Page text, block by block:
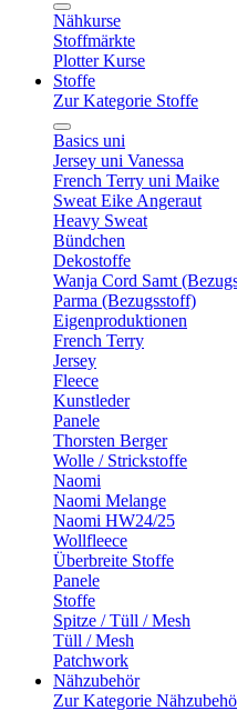
Nähkurse
Stoffmärkte
Plotter Kurse
Stoffe
Zur Kategorie Stoffe
Basics uni
Jersey uni Vanessa
French Terry uni Maike
Sweat Eike Angeraut
Heavy Sweat
Bündchen
Dekostoffe
Wanja Cord Samt
Parma (Bezugsstoff)
Eigenproduktionen
French Terry
Jersey
Fleece
Kunstleder
Panele
Thorsten Berger
Wolle / Strickstoffe
Naomi
Naomi Melange
Naomi HW24/25
Wollfleece
Überbreite Stoffe
Panele
Stoffe
Spitze / Tüll / Mesh
Tüll / Mesh
Patchwork
Nähzubehör
Zur Kategorie